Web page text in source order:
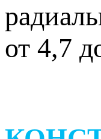
от 4,7